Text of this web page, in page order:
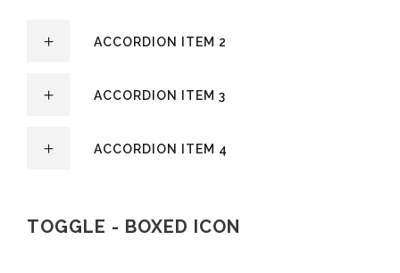
ACCORDION ITEM 2
ACCORDION ITEM 3
ACCORDION ITEM 4
TOGGLE - BOXED ICON